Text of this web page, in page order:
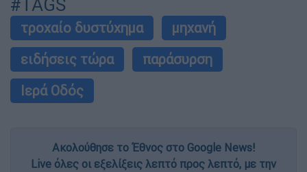
#TAGS
τροχαίο δυστύχημα
μηχανή
ειδήσεις τώρα
παράσυρση
Ιερά Οδός
Ακολούθησε το Έθνος στο Google News!
Live όλες οι εξελίξεις λεπτό προς λεπτό, με την